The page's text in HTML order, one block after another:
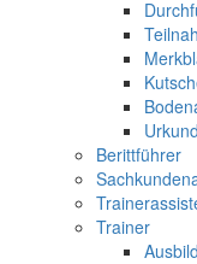
Berittführer
Trainer